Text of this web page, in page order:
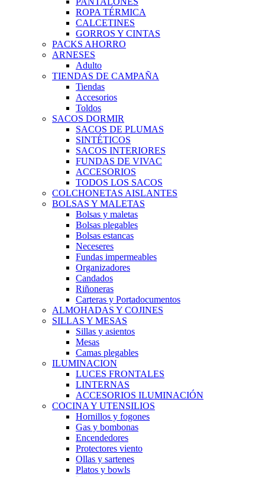
ROPA TÉRMICA
CALCETINES
GORROS Y CINTAS
PACKS AHORRO
ARNESES
Adulto
TIENDAS DE CAMPAÑA
Tiendas
Accesorios
Toldos
SACOS DORMIR
SACOS DE PLUMAS
SINTÉTICOS
SACOS INTERIORES
FUNDAS DE VIVAC
ACCESORIOS
TODOS LOS SACOS
COLCHONETAS AISLANTES
BOLSAS Y MALETAS
Bolsas y maletas
Bolsas plegables
Bolsas estancas
Neceseres
Fundas impermeables
Organizadores
Candados
Riñoneras
Carteras y Portadocumentos
ALMOHADAS Y COJINES
SILLAS Y MESAS
Sillas y asientos
Mesas
Camas plegables
ILUMINACION
LUCES FRONTALES
LINTERNAS
ACCESORIOS ILUMINACIÓN
COCINA Y UTENSILIOS
Hornillos y fogones
Gas y bombonas
Encendedores
Protectores viento
Ollas y sartenes
Platos y bowls